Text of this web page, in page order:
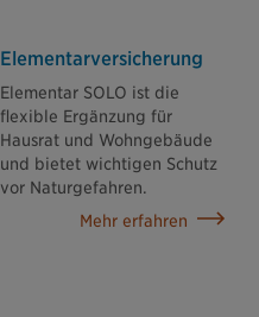
Elementar­versicherung
Elementar SOLO ist die
flexible Ergänzung für
Hausrat und Wohngebäude
und bietet wichtigen Schutz
vor Naturgefahren.
Mehr erfahren